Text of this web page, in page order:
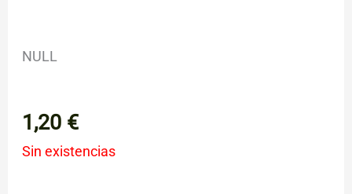
NULL
1,20 €
Sin existencias